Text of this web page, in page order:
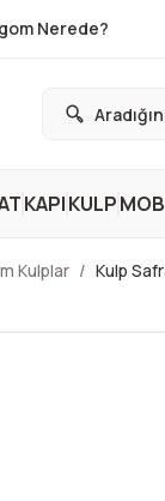
Nerede?
KAPIKULP
Kulplar Kulp